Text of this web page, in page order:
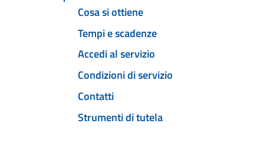
Cosa si ottiene
Tempi e scadenze
Accedi al servizio
Condizioni di servizio
Contatti
Strumenti di tutela